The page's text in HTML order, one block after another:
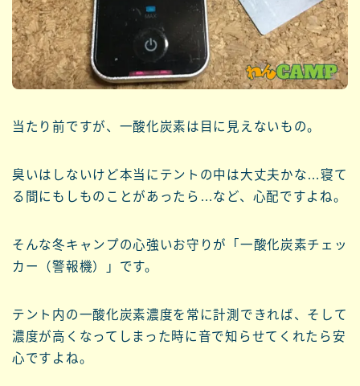
当たり前ですが、一酸化炭素は目に見えないもの。
臭いはしないけど本当にテントの中は大丈夫かな…寝て
る間にもしものことがあったら…など、心配ですよね。
そんな冬キャンプの心強いお守りが「一酸化炭素チェッ
カー（警報機）」です。
テント内の一酸化炭素濃度を常に計測できれば、そして
濃度が高くなってしまった時に音で知らせてくれたら安
心ですよね。